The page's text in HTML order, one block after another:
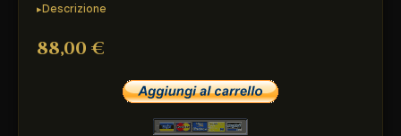
Descrizione
88,00 €